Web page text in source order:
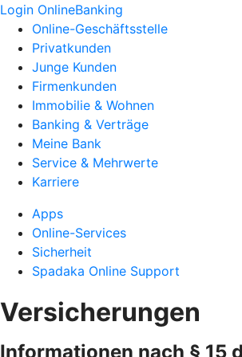
Login OnlineBanking
Online-Geschäftsstelle
Privatkunden
Junge Kunden
Firmenkunden
Immobilie & Wohnen
Banking & Verträge
Meine Bank
Service & Mehrwerte
Karriere
Apps
Online-Services
Sicherheit
Spadaka Online Support
Versicherungen
Informationen nach § 15